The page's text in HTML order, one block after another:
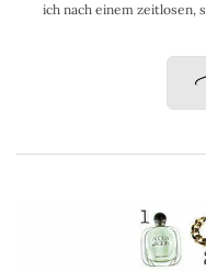
ich nach einem zeitlosen,